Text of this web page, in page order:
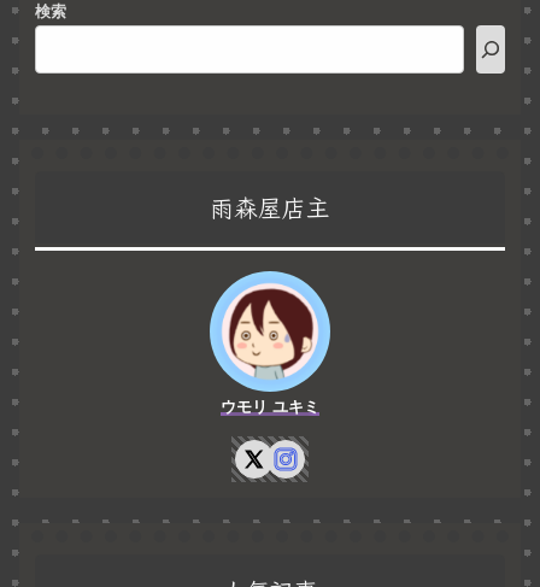
検索
雨森屋店主
ウモリ ユキミ